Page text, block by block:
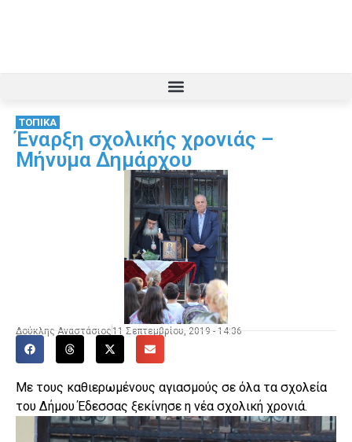
ΤΟΠΙΚΑ
Έναρξη σχολικής χρονιάς –
Μήνυμα Δημάρχου
Δούκλης Αναστάσιος 11 Σεπτεμβρίου, 2019 - 14:36
Με τους καθιερωμένους αγιασμούς σε όλα τα σχολεία
του Δήμου Έδεσσας ξεκίνησε η νέα σχολική χρονιά.